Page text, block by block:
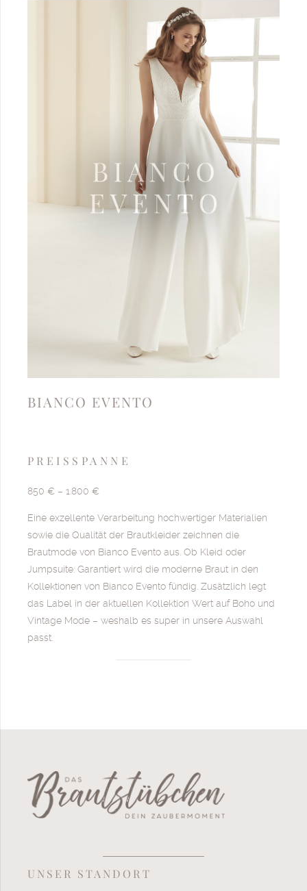
BIANCO EVENTO
PREISSPANNE
850 € – 1.800 €
Eine exzellente Verarbeitung hochwertiger Materialien
sowie die Qualität der Brautkleider zeichnen die
Brautmode von Bianco Evento aus. Ob Kleid oder
Jumpsuite: Garantiert wird die moderne Braut in den
Kollektionen von Bianco Evento fündig. Zusätzlich legt
das Label in der aktuellen Kollektion Wert auf Boho und
Vintage Mode – weshalb es super in unsere Auswahl
passt.
UNSER STANDORT